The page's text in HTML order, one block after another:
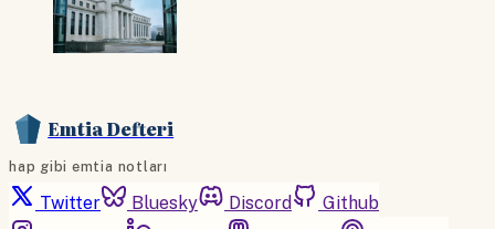
Emtia Defteri
hap gibi emtia notları
Twitter Bluesky Discord
Github